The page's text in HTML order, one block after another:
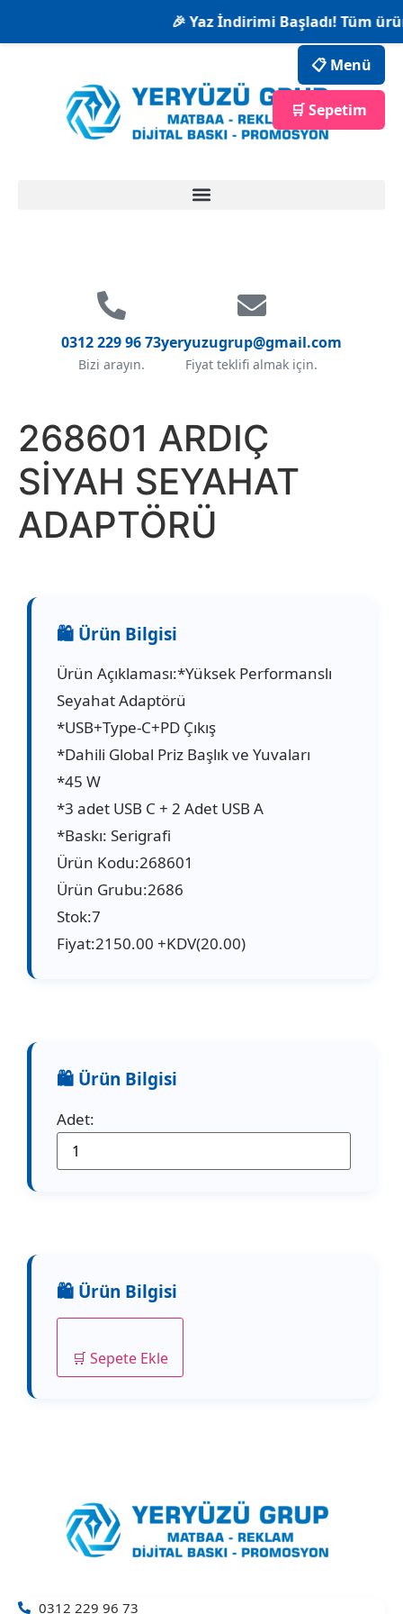
🎉 Yaz İndirimi Başladı! Tüm
0312 229 96 73
Bizi arayın.
yeryuzugrup@gmail.com
Fiyat teklifi almak için.
📋 Menü
🛒 Sepetim
268601 ARDIÇ
SİYAH SEYAHAT
ADAPTÖRÜ
Ürün Açıklaması:*Yüksek Performanslı
Seyahat Adaptörü
*USB+Type-C+PD Çıkış
*Dahili Global Priz Başlık ve Yuvaları
*45 W
*3 adet USB C + 2 Adet USB A
*Baskı: Serigrafi
Ürün Kodu:268601
Ürün Grubu:2686
Stok:7
Fiyat:2150.00 +KDV(20.00)
Adet:
🛒 Sepete Ekle
0312 229 96 73